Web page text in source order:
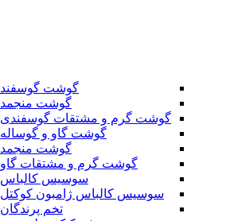
گوشت گوسفند
گوشت منجمد
گوشت گرم و مشتقات گوسفندی
گوشت گاو و گوساله
گوشت منجمد
گوشت گرم و مشتقات گاو
سوسیس کالباس
سوسیس کالباس ژامبون کوکتل
تخم پرندگان